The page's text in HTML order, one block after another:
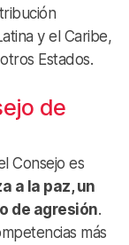
y el Caribe,
Estados.
de
Consejo es
a la paz, un
de agresión.
más